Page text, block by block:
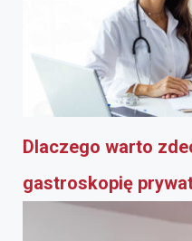
Dlaczego warto
gastroskopię